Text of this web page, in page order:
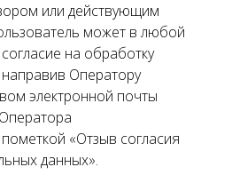
или действующим
может в любой
на обработку
Оператору
электронной почты
«Отзыв согласия
данных».